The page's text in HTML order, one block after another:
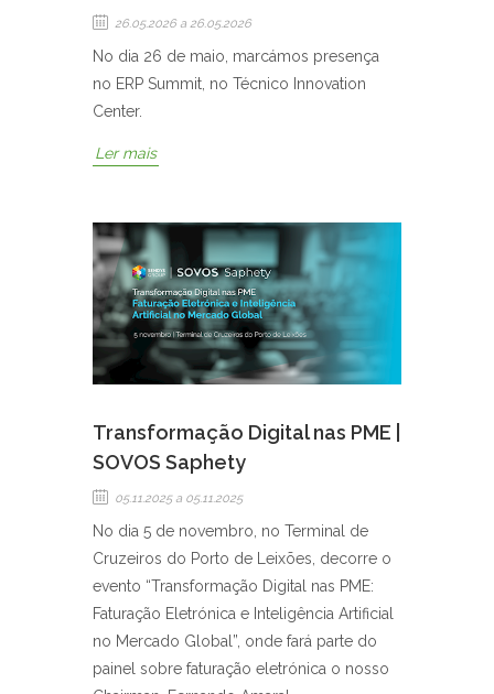
26.05.2026 a 26.05.2026
No dia 26 de maio, marcámos presença
no ERP Summit, no Técnico Innovation
Center.
Ler mais
Transformação Digital nas PME |
SOVOS Saphety
05.11.2025 a 05.11.2025
No dia 5 de novembro, no Terminal de
Cruzeiros do Porto de Leixões, decorre o
evento “Transformação Digital nas PME:
Faturação Eletrónica e Inteligência Artificial
no Mercado Global”, onde fará parte do
painel sobre faturação eletrónica o nosso